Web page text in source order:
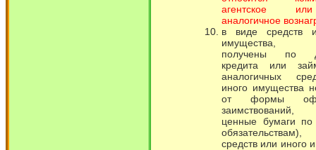
агентское
аналогичное
в виде средств
имущества,
получены по
кредита или
аналогичных
иного имущества
от формы
заимствований,
ценные бумаги по
средств или иного